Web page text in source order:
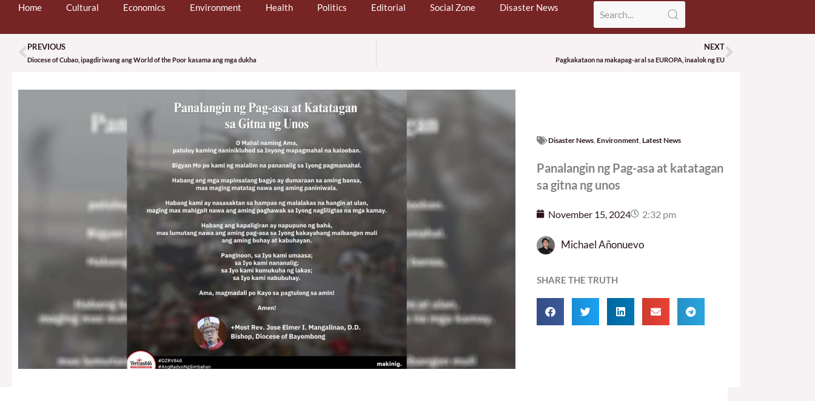
Home Cultural Economics Environment Health Politics Editorial Social Zone Disaster News
Prev
PREVIOUS
Diocese of Cubao, ipagdiriwang ang World of the Poor kasama ang mga dukha
NEXT
Pagkakataon na makapag-aral sa EUROPA, inaalok ng EUNext
Disaster News, Environment, Latest News
Panalangin ng Pag-asa at katatagan
sa gitna ng unos
November 15, 2024 2:32 pm
Michael Añonuevo
SHARE THE TRUTH